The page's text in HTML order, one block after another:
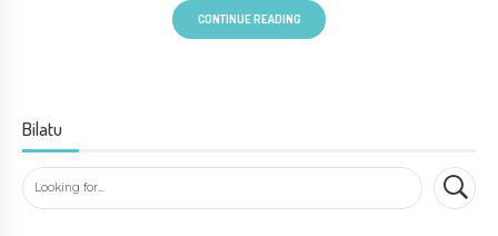
CONTINUE READING
Bilatu